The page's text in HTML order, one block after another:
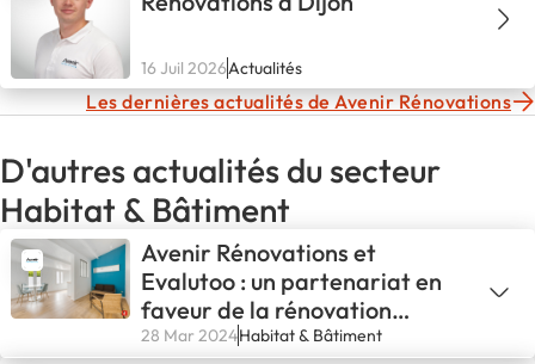
16 Juil 2026Actualités
Les dernières actualités de Avenir Rénovations
D'autres actualités du secteur
Habitat & Bâtiment
Avenir Rénovations et
Evalutoo : un partenariat en
faveur de la rénovation
énergétique
28 Mar 2024Habitat & Bâtiment